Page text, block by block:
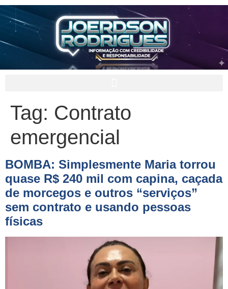
Tag: Contrato
emergencial
BOMBA: Simplesmente Maria torrou
quase R$ 240 mil com capina, caçada
de morcegos e outros “serviços”
sem contrato e usando pessoas
físicas